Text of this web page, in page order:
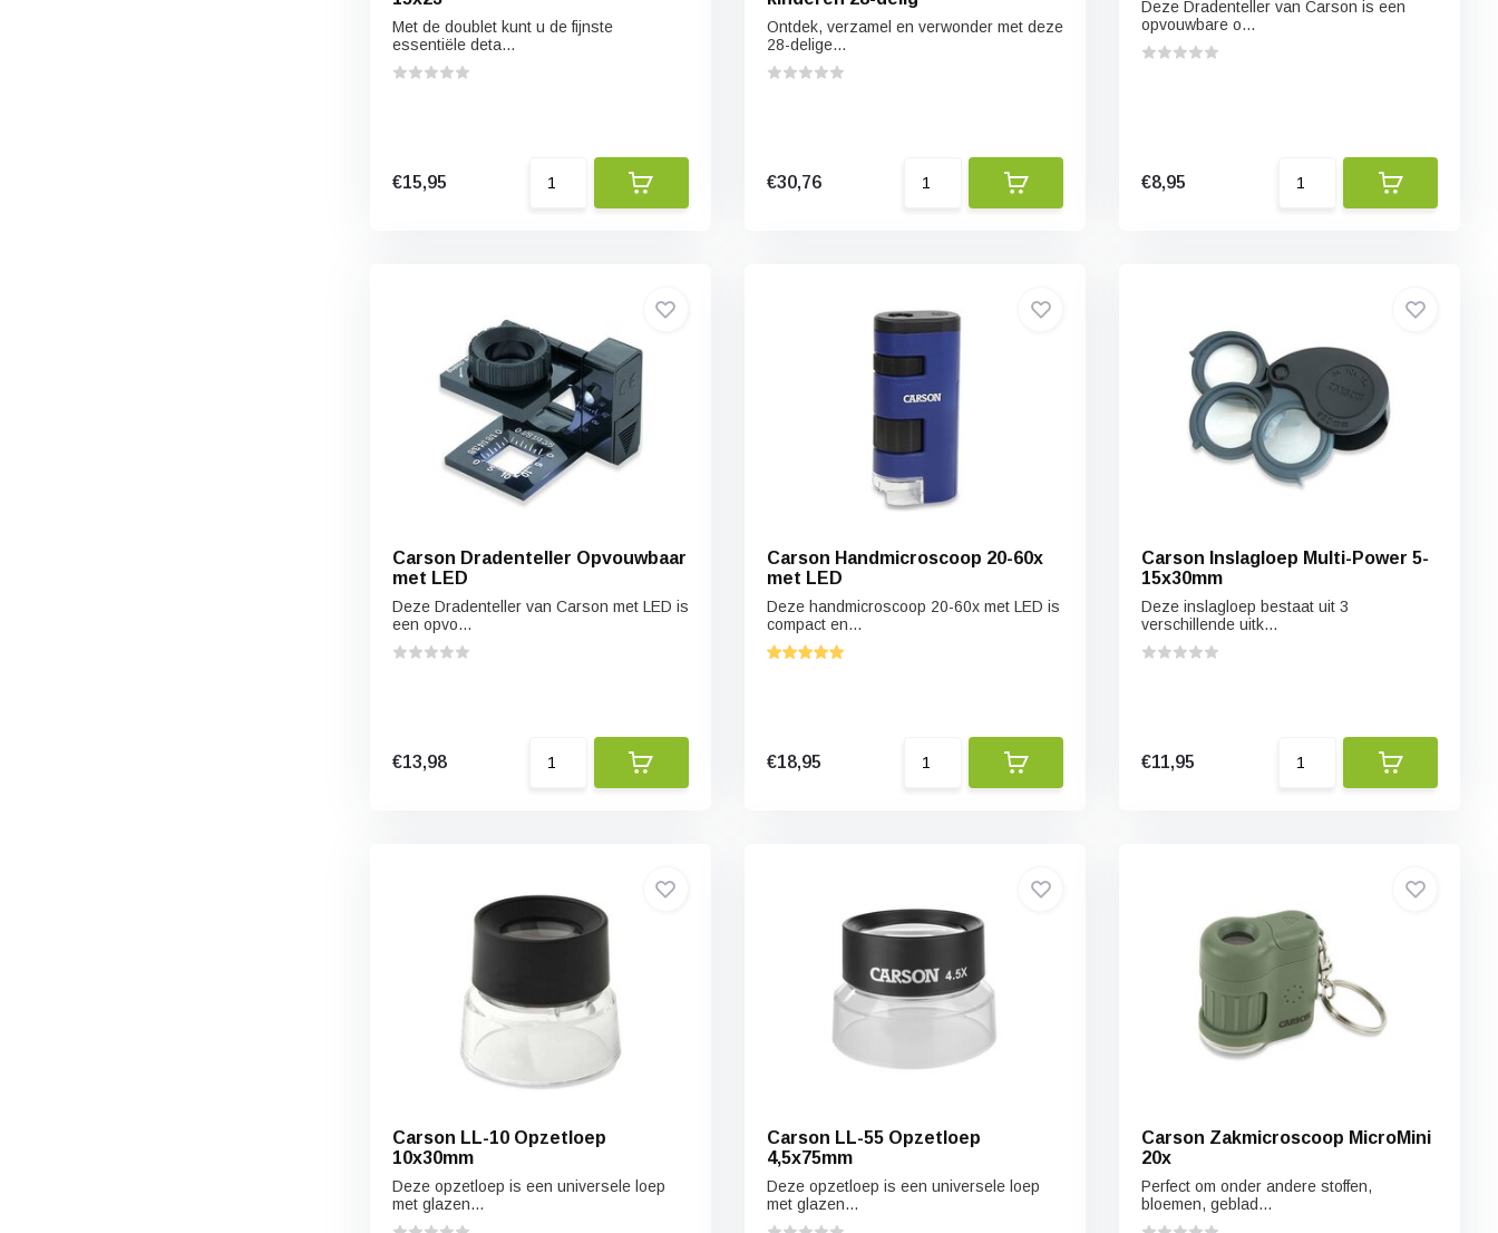
Met de doublet kunt u de fijnste
essentiële deta...
€15,95
Ontdek, verzamel en verwonder met deze
28-delige...
€30,76
Deze Dradenteller van Carson is een
opvouwbare o...
€8,95
Carson Dradenteller Opvouwbaar
met LED
Deze Dradenteller van Carson met LED is
een opvo...
€13,98
Carson Handmicroscoop 20-60x
met LED
Deze handmicroscoop 20-60x met LED is
compact en...
€18,95
Carson Inslagloep Multi-Power 5-
15x30mm
Deze inslagloep bestaat uit 3
verschillende uitk...
€11,95
Carson LL-10 Opzetloep
10x30mm
Deze opzetloep is een universele loep
met glazen...
Carson LL-55 Opzetloep
4,5x75mm
Deze opzetloep is een universele loep
met glazen...
Carson Zakmicroscoop MicroMini
20x
Perfect om onder andere stoffen,
bloemen, geblad...